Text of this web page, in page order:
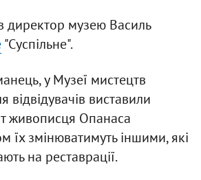
директор музею Василь
"Суспільне".
у Музеї мистецтв
відвідувачів виставили
живописця Опанаса
їх змінюватимуть іншими, які
на реставрації.